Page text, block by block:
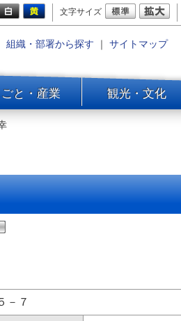
文字サイズ
組織・部署から探す ｜ サイトマップ
ごと・産業 観光・文化
－７